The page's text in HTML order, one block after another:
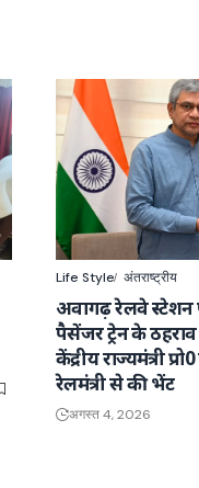
Life Style अंतराष्ट्रीय
अवागढ़ रेलवे स्टेशन
पैसेंजर ट्रेन के
केंद्रीय राज्यमंत्री
रेलमंत्री से की भेंट
अगस्त 4, 2026